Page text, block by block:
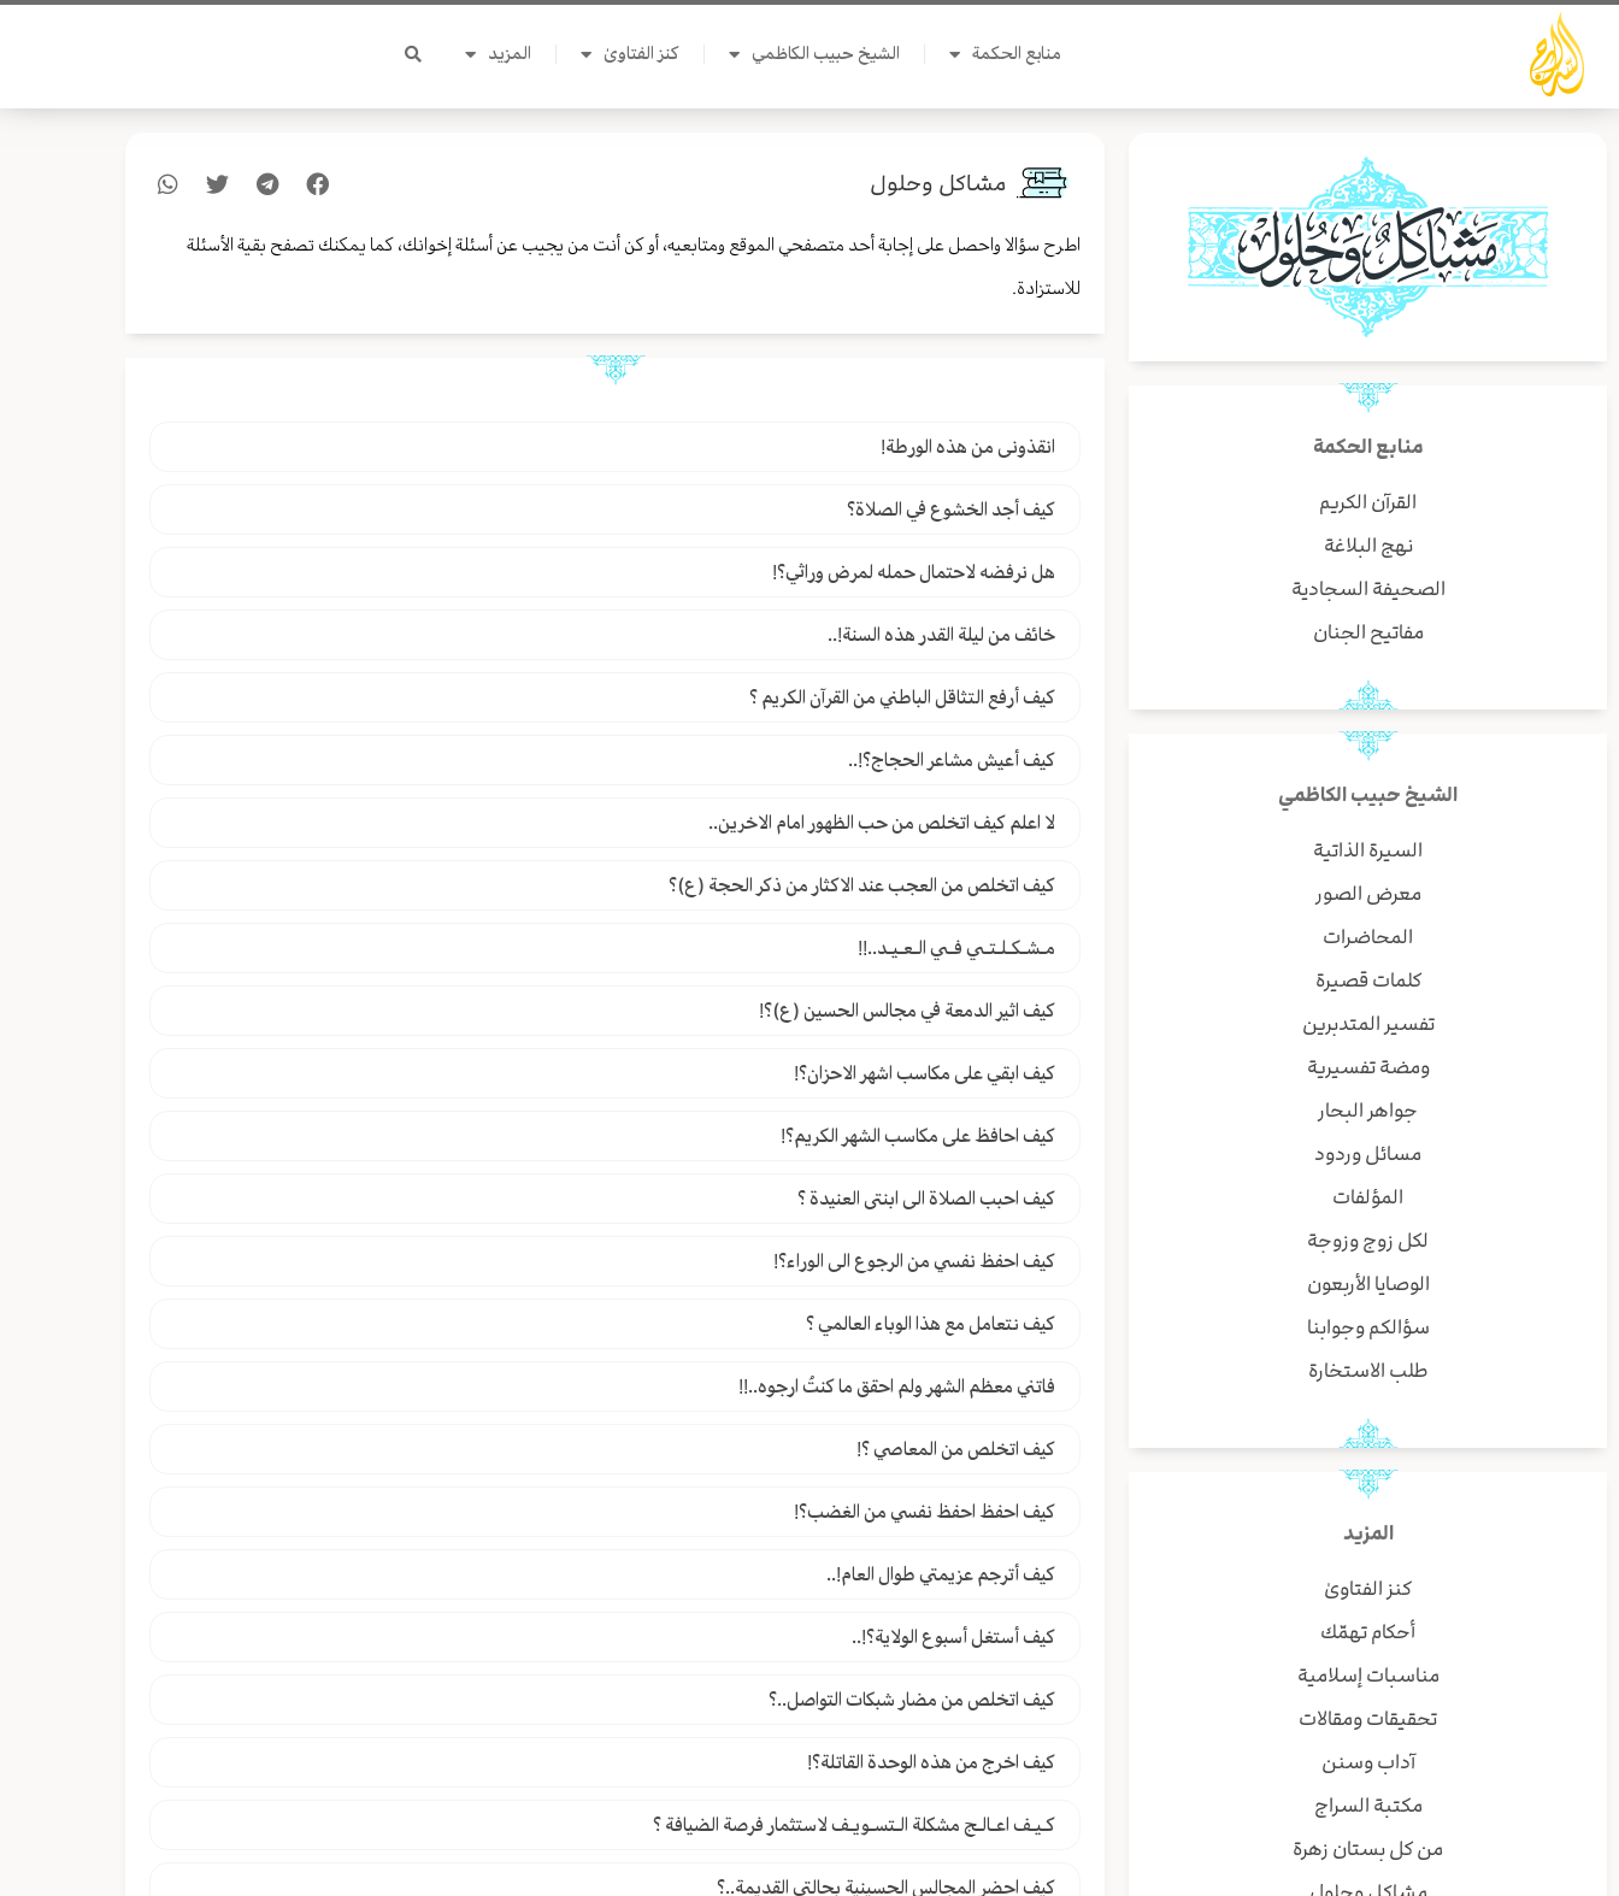
تخطي
المحتوى
منابع الحكمة الشيخ حبيب الكاظمي كنز الفتاوىٰ المزيد
منابع الحكمة
القرآن الكريم
نهج البلاغة
الصحيفة السجادية
مفاتيح الجنان
الشيخ حبيب الكاظمي
السيرة الذاتية
معرض الصور
المحاضرات
كلمات قصيرة
تفسير المتدبرين
ومضة تفسيرية
جواهر البحار
مسائل وردود
المؤلفات
لكل زوج وزوجة
الوصايا الأربعون
سؤالكم وجوابنا
طلب الاستخارة
المزيد
كنز الفتاوىٰ
أحكام تهمّك
مناسبات إسلامية
تحقيقات ومقالات
آداب وسنن
مكتبة السراج
من كل بستان زهرة
مشاكل وحلول
اطرح سؤالا واحصل على إجابة أحد متصفحي الموقع ومتابعيه، أو كن أنت من يجيب عن أسئلة إخوانك، كما يمكنك تصفح بقية الأسئلة
للاستزادة.
انقذونى من هذه الورطة!
كيف أجد الخشوع في الصلاة؟
هل نرفضه لاحتمال حمله لمرض وراثي؟!
خائف من ليلة القدر هذه السنة!..
كيف أرفع التثاقل الباطني من القرآن الكريم ؟
كيف أعيش مشاعر الحجاج؟!..
لا اعلم كيف اتخلص من حب الظهور امام الاخرين..
كيف اتخلص من العجب عند الاكثار من ذكر الحجة (ع)؟
مـشـكـلـتـي فـي الـعـيـد..!!
كيف اثير الدمعة في مجالس الحسين (ع)؟!
كيف ابقي على مكاسب اشهر الاحزان؟!
كيف احافظ على مكاسب الشهر الكريم؟!
كيف احبب الصلاة الى ابنتى العنيدة ؟
كيف احفظ نفسي من الرجوع الى الوراء؟!
كيف نتعامل مع هذا الوباء العالمي ؟
فاتني معظم الشهر ولم احقق ما كنتُ ارجوه..!!
كيف اتخلص من المعاصي ؟!
كيف احفظ احفظ نفسي من الغضب؟!
كيف أترجم عزيمتي طوال العام!..
كيف أستغل أسبوع الولاية؟!..
كيف اتخلص من مضار شبكات التواصل..؟
كيف اخرج من هذه الوحدة القاتلة؟!
كـيـف اعـالـج مشكلة الـتسـويـف لاستثمار فرصة الضيافة ؟
كيف احضر المجالس الحسينية بحالتي القديمة..؟